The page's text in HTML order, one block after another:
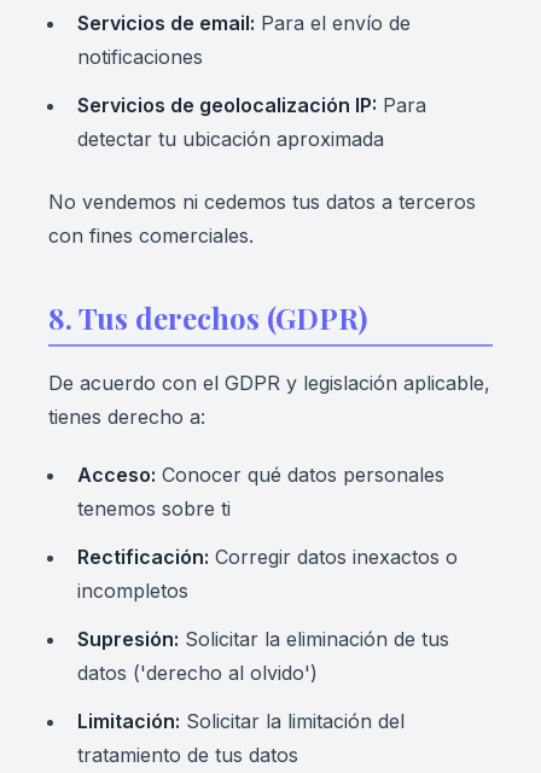
Servicios de email: Para el envío de
notificaciones
Servicios de geolocalización IP: Para
detectar tu ubicación aproximada
No vendemos ni cedemos tus datos a terceros
con fines comerciales.
8. Tus derechos (GDPR)
De acuerdo con el GDPR y legislación aplicable,
tienes derecho a:
Acceso: Conocer qué datos personales
tenemos sobre ti
Rectificación: Corregir datos inexactos o
incompletos
Supresión: Solicitar la eliminación de tus
datos ('derecho al olvido')
Limitación: Solicitar la limitación del
tratamiento de tus datos